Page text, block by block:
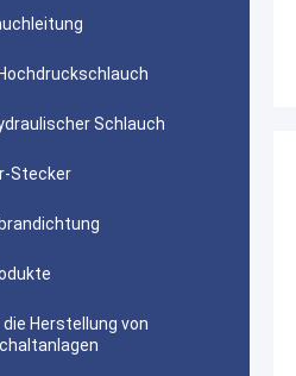
Schlauch
Stecker
Herstellung von